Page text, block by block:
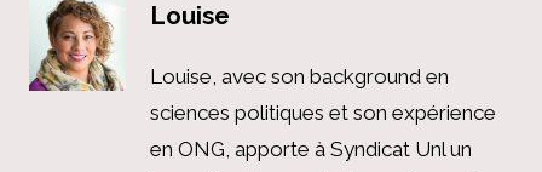
Louise
Louise, avec son background en
sciences politiques et son expérience
en ONG, apporte à Syndicat Unl un